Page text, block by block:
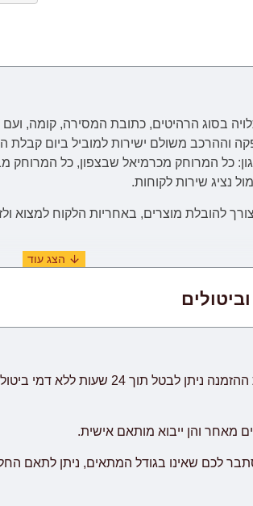
בסוג הרהיטים, כתובת המסירה, קומה, ועם
וההרכב משולם ישירות למוביל ביום קבלת
נציג שירות לקוחות.
להובלת מוצרים, באחריות הלקוח למצוא
של הלקוח.
זמני האספקה לשביעות רצון לקוח.
מאחר והן ייבוא מותאם אישית.
לכם שאינו בגודל המתאים, ניתן לתאם